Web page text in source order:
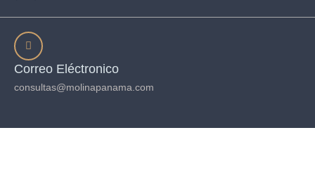
Correo Eléctronico
consultas@molinapanama.com